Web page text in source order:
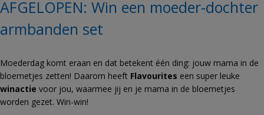
AFGELOPEN: Win een moeder-dochter
armbanden set
Moederdag komt eraan en dat betekent één ding: jouw mama in de
bloemetjes zetten! Daarom heeft Flavourites een super leuke
winactie voor jou, waarmee jij en je mama in de bloemetjes
worden gezet. Win-win!